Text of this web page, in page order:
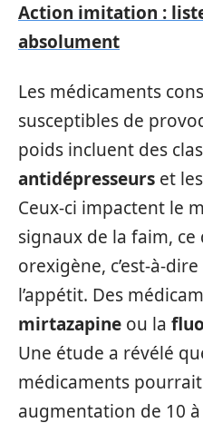
Action imitation :
absolument
Les médicaments
susceptibles de
poids incluent des
antidépresseurs et les
Ceux-ci impactent le
signaux de la faim,
orexigène, c’est-à-
l’appétit. Des
mirtazapine ou la
Une étude a révélé
médicaments
augmentation de 10